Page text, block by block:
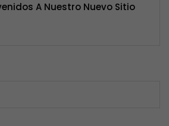
A Nuestro Nuevo Sitio